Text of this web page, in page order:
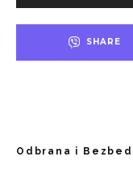
SHARE
Odbrana i